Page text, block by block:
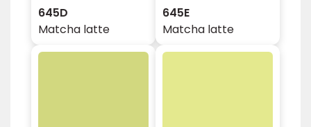
645D
Matcha latte
645E
Matcha latte